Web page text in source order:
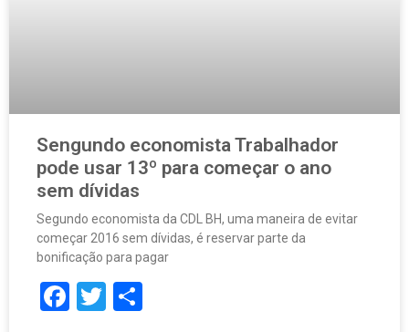
Sengundo economista Trabalhador
pode usar 13º para começar o ano
sem dívidas
Segundo economista da CDL BH, uma maneira de evitar
começar 2016 sem dívidas, é reservar parte da
bonificação para pagar
Facebook
Twitter